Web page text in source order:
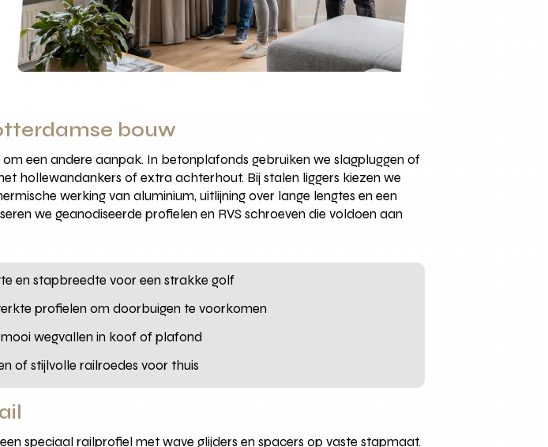
bouw
een andere aanpak. In betonplafonds gebruiken we slagpluggen of
hollewandankers of extra achterhout. Bij stalen liggers kiezen we
werking van aluminium, uitlijning over lange lengtes en een
we geanodiseerde profielen en RVS schroeven die voldoen aan
en stapbreedte voor een strakke golf
profielen om doorbuigen te voorkomen
wegvallen in koof of plafond
of stijlvolle railroedes voor thuis
speciaal railprofiel met wave glijders en spacers op vaste stapmaat.